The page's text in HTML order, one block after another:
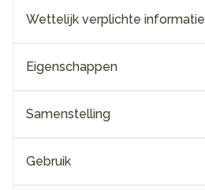
Wettelijk verplichte informatie
Eigenschappen
Samenstelling
Gebruik